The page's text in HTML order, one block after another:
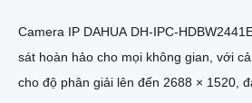
Camera IP DAHUA DH-IPC-
sát hoàn hảo cho mọi không gian, với
cho độ phân giải lên đến 2688 × 1520,